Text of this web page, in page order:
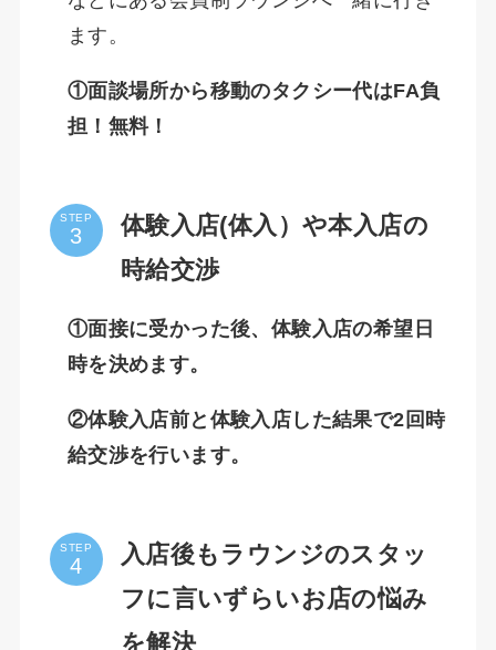
ます。
①面談場所から移動のタクシー代はFA負
担！無料！
STEP
体験入店(体入）や本入店の
時給交渉
①面接に受かった後、体験入店の希望日
時を決めます。
②体験入店前と体験入店した結果で2回時
給交渉を行います。
STEP
入店後もラウンジのスタッ
フに言いずらいお店の悩み
を解決